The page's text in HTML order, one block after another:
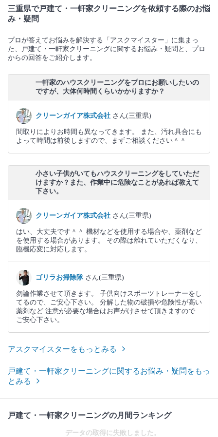
三重県で戸建て・一軒家クリーニングを依頼する際のお悩
み・疑問
プロが答えてお悩みを解決する「アスクマイスター」に集まっ
た、戸建て・一軒家クリーニングに関するお悩み・疑問と、プロ
からの回答をご紹介します。
一軒家のハウスクリーニングをプロにお願いしたいの
ですが、大体何時間くらいかかりますか？
クリーンガイア株式会社 さん(三重県)
間取りによりお時間も異なってきます。 また、汚れ具合にも
よって時間は前後しますので、まずご相談ください＾＾
小さい子供がいてもハウスクリーニングをしていただ
けますか？また、作業中に危険なことがあれば教えて
下さい。
クリーンガイア株式会社 さん(三重県)
はい、大丈夫です＾＾ 機材などを使用する場合や、薬剤など
を使用する場合があります。 その際は離れていただくなり、
臨機応変に対応します。
ゴリラお掃除隊 さん(三重県)
勿論作業させて頂きます。 子供向けスポーツトレーナーをし
てるので、ご安心下さい。 分解した物の破損や危険性が高い
薬剤など 注意が必要な場合はお声がけさせて頂きますので
ご安心下さい。
アスクマイスターをもっとみる
戸建て・一軒家クリーニングに関するお悩み・疑問をもっ
とみる
戸建て・一軒家クリーニングの月間ランキング
データの取得に失敗しました。